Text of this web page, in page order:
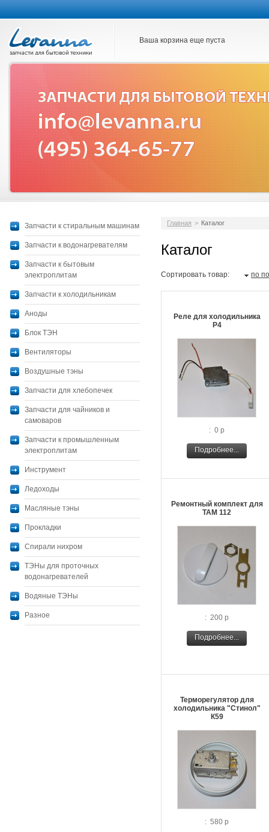
Ваша корзина еще пуста
Запчасти к стиральным машинам
Запчасти к водонагревателям
Запчасти к бытовым
электроплитам
Запчасти к холодильникам
Аноды
Блок ТЭН
Вентиляторы
Воздушные тэны
Запчасти для хлебопечек
Запчасти для чайников и
самоваров
Запчасти к промышленным
электроплитам
Инструмент
Ледоходы
Масляные тэны
Прокладки
Спирали нихром
ТЭНы для проточных
водонагревателей
Водяные ТЭНы
Разное
Главная > Каталог
Каталог
Сортировать товар: по
Реле для холодильника
Р4
: 0 р
Подробнее...
Ремонтный комплект для
ТАМ 112
: 200 р
Подробнее...
Терморегулятор для
холодильника "Стинол"
К59
: 580 р